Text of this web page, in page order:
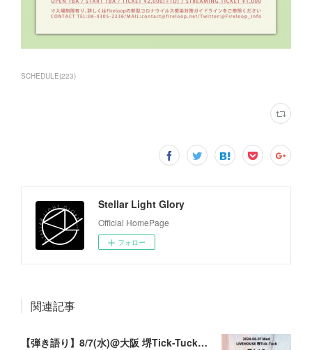
SCHEDULE(223)
Stellar Light Glory
Official HomePage
フォロー
関連記事
【弾き語り】8/7(水)@大阪 堺Tick-Tuck アカルミ 2nd EP｢生きが止まるまでに｣ リリース まごころを君にツアー